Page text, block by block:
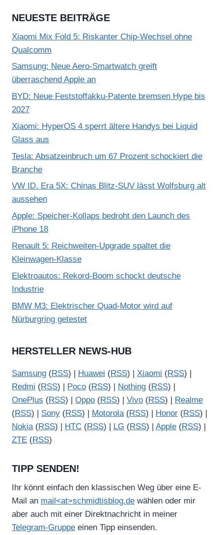
NEUESTE BEITRÄGE
Xiaomi Mix Fold 5: Riskanter Chip-Wechsel ohne
Qualcomm
Samsung: Neue Aero-Smartwatch greift
überraschend Apple an
BYD: Neue Feststoffakku-Patente bremsen Hype bis
2027
Xiaomi: HyperOS 4 sperrt ältere Handys bei Liquid
Glass aus
Tesla: Absatzeinbruch um 67 Prozent schockiert die
Branche
VW ID. Era 5X: Chinas Blitz-SUV lässt Wolfsburg alt
aussehen
Apple: Speicher-Kollaps bedroht den Launch des
iPhone 18
Renault 5: Reichweiten-Upgrade spaltet die
Kleinwagen-Klasse
Elektroautos: Rekord-Boom schockt deutsche
Industrie
BMW M3: Elektrischer Quad-Motor wird auf
Nürburgring getestet
HERSTELLER NEWS-HUB
Samsung (RSS) | Huawei (RSS) | Xiaomi (RSS) |
Redmi (RSS) | Poco (RSS) | Nothing (RSS) |
OnePlus (RSS) | Oppo (RSS) | Vivo (RSS) |
Realme
(RSS) | Sony (RSS) | Motorola(RSS) | Honor (RSS) |
Nokia(RSS) | HTC (RSS) | LG (RSS) | Apple (RSS) |
ZTE (RSS)
TIPP SENDEN!
Ihr könnt einfach den klassischen Weg über eine E-
Mail an mail<at>schmidtisblog.de wählen oder mir
aber auch mit einer Direktnachricht in meiner
Telegram-Gruppe einen Tipp einsenden.